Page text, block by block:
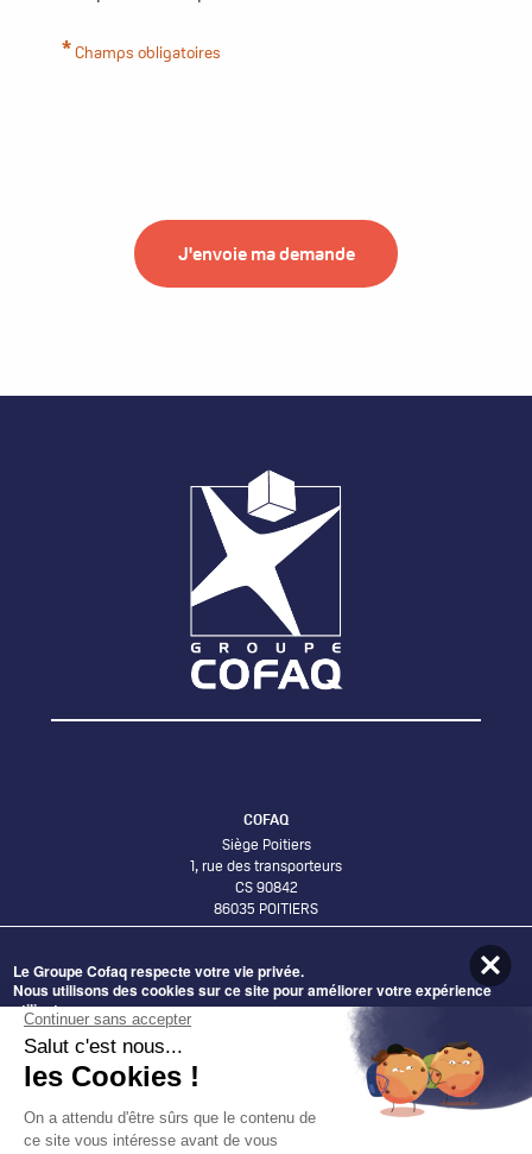
Champs obligatoires
COFAQ
Siège Poitiers
1, rue des transporteurs
CS 90842
86035 POITIERS
Bureaux Lyon
58 Avenue Leclerc
ADHÉRER AU GROUPE COFAQ
DEVENIR FOURNISSEUR
DÉCOUVRIR NOS OFFRES
Le Groupe Cofaq respecte votre vie privée.
Nous utilisons des cookies sur ce site pour améliorer votre expérience
utilisateur.
En cliquant sur le bouton Accepter, vous acceptez que nous le fassions.
Nécessaires
Statistiques
Préférences
Marketing